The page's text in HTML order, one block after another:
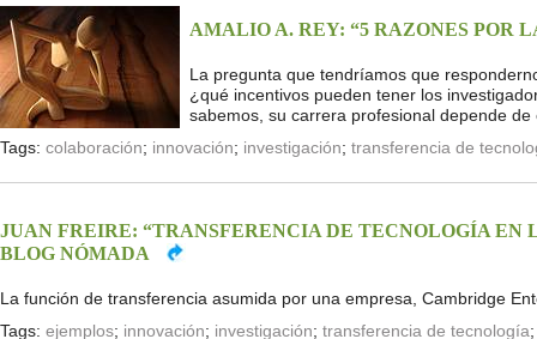
AMALIO A. REY: “5 RAZONES POR
La pregunta que tendríamos que
¿qué incentivos pueden tener los
sabemos, su carrera profesional depende de
Tags: colaboración; innovación; investigación; transferencia de
JUAN FREIRE: “TRANSFERENCIA DE TECNOLOGÍA
BLOG NÓMADA
La función de transferencia asumida por una empresa, Cambridge
Tags: ejemplos; innovación; investigación; transferencia de tecnología